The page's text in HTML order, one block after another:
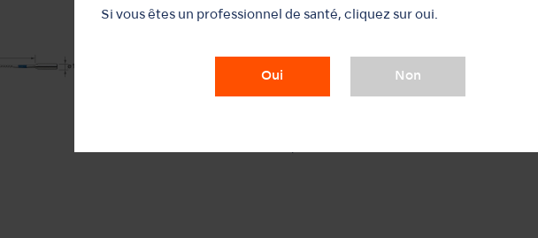
Si vous êtes un professionnel de santé, cliquez sur oui.
Oui Non
V-U30